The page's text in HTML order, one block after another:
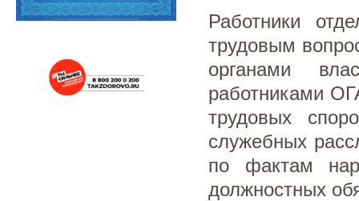
Работники
трудовым
органами
работниками
трудовых
служебных
по фактам
должностных